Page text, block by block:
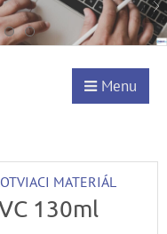
Menu
MATERIÁL
130ml